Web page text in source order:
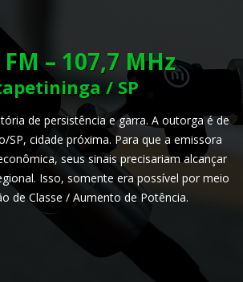
FM – 107,7 MHz
/ SP
de persistência e garra. A outorga é de
SP, cidade próxima. Para que a emissora
seus sinais precisariam alcançar
Isso, somente era possível por meio
de Classe / Aumento de Potência.